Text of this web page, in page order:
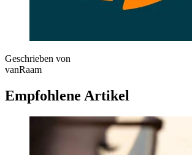
Geschrieben von
vanRaam
Empfohlene Artikel